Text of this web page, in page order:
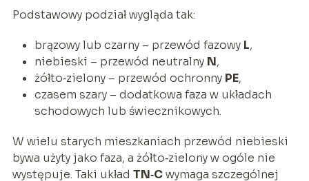
Podstawowy podział wygląda tak:
brązowy lub czarny – przewód fazowy L,
niebieski – przewód neutralny N,
żółto‑zielony – przewód ochronny PE,
czasem szary – dodatkowa faza w układach
schodowych lub świecznikowych.
W wielu starych mieszkaniach przewód niebieski
bywa użyty jako faza, a żółto‑zielony w ogóle nie
występuje. Taki układ TN‑Cwymaga szczególnej